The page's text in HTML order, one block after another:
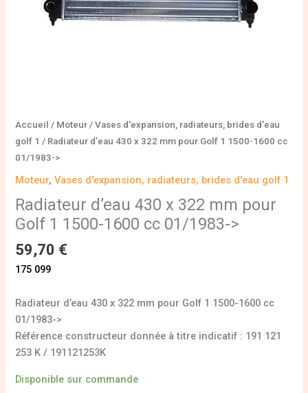
Accueil / Moteur /Vases d'expansion, radiateurs, brides d'eau
golf 1 / Radiateur d’eau 430 x 322 mm pour Golf 1 1500-1600 cc
01/1983->
Moteur,Vases d'expansion, radiateurs, brides d'eau golf 1
Radiateur d’eau 430 x 322 mm pour
Golf 1 1500-1600 cc 01/1983->
59,70 €
175 099
Radiateur d’eau 430 x 322 mm pour Golf 1 1500-1600 cc
01/1983->
Référence constructeur donnée à titre indicatif : 191 121
253 K / 191121253K
Disponible sur commande